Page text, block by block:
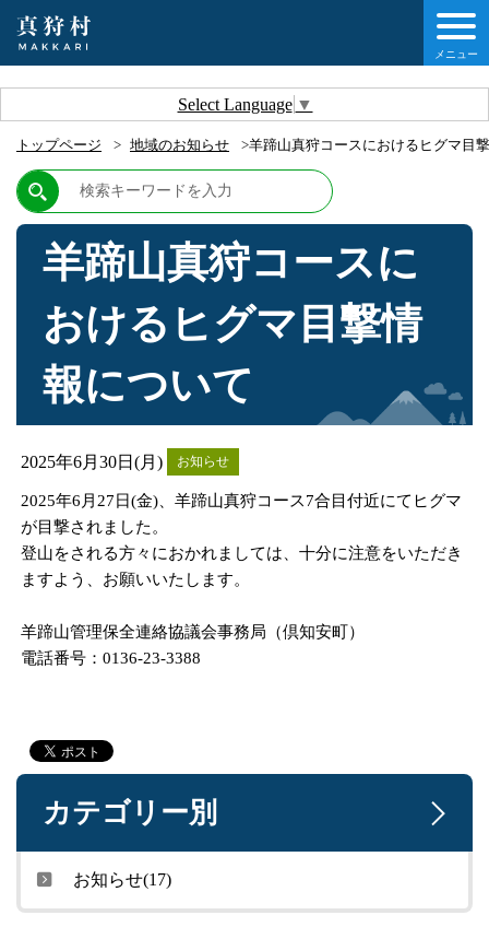
Select Language ▼
メニュー
トップページ 地域のお知らせ 羊蹄山真狩コースにおけるヒグマ目
羊蹄山真狩コースに
おけるヒグマ目撃情
報について
2025年6月30日(月) お知らせ
2025年6月27日(金)、羊蹄山真狩コース7合目付近にてヒグマ
が目撃されました。
登山をされる方々におかれましては、十分に注意をいただき
ますよう、お願いいたします。
羊蹄山管理保全連絡協議会事務局（倶知安町）
電話番号：0136-23-3388
カテゴリー別
お知らせ(17)
の情報
報
について
移住・定住ガイド